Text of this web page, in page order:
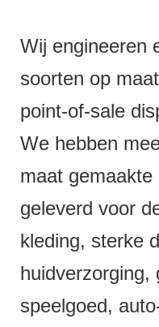
Wij engineeren
soorten op
point-of-sale
We hebben
maat gemaakte
geleverd voor
kleding, sterke
huidverzorging,
speelgoed,